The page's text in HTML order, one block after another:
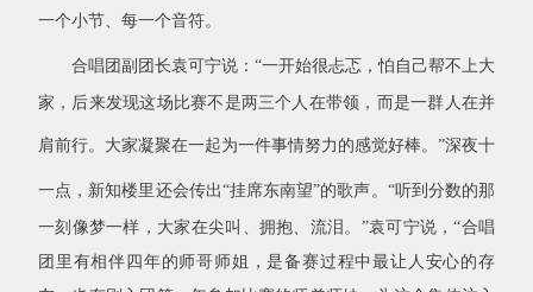
一个小节、每一个音符。
合唱团副团长袁可宁说 ： “一开始很忐忑，怕自己帮不上大
家，后来发现这场比赛不是两三个人在带领，而是一群人在并
肩前行。大家凝聚在一起为一件事情努力的感觉好棒。 ”深夜十
一点，新知楼里还会传出“挂席东南望”的歌声。 “听到分数的那
一刻像梦一样，大家在尖叫、拥抱、流泪。 ”袁可宁说，“合唱
团里有相伴四年的师哥师姐，是备赛过程中最让人安心的存